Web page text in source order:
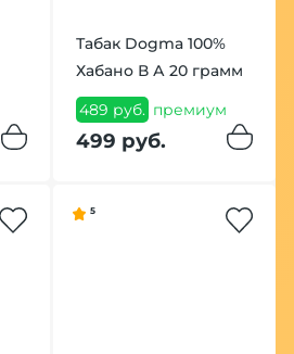
Табак Dogma 100%
Хабано В А 20 грамм
489 руб. премиум
499 руб.
5